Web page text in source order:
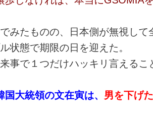
みたものの、日本側が無視し
状態で期限の日を迎えた。
事で１つだけハッキリ言えるこ
国大統領の文在寅は、 男を下げた